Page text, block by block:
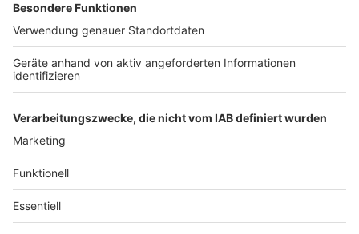
Archiv
ANTENNE BAYERN GROUP
Stiftung ANTENNE BAYERN
hilft
Teilnahmebedingungen
Grounding Page ANTENNE
BAYERN
Datenschutz­erklärung